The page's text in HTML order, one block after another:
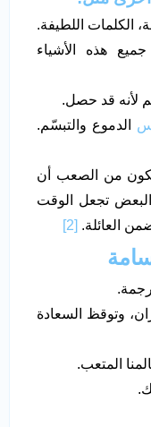
الكلمات اللطيفة.
جميع هذه الأشياء
لأنه قد حصل.
الدموع والتبسّم.
يكون من الصعب أن
تجعل الوقت
العائلة. [2]
وتوقظ السعادة
المتعب.